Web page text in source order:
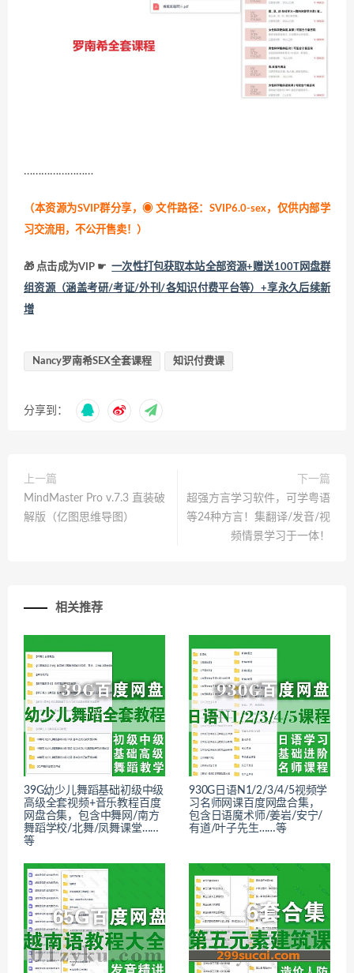
……………………
（本资源为SVIP群分享，◉ 文件路径：SVIP6.0-sex，仅供内部学
习交流用，不公开售卖！ ）
🎁 点击成为VIP ☛ 一次性打包获取本站全部资源+赠送100T网盘群
组资源（涵盖考研/考证/外刊/各知识付费平台等）+享永久后续新
增
Nancy罗南希SEX全套课程 知识付费课
分享到：
上一篇
MindMaster Pro v.7.3 直装破
解版（亿图思维导图）
下一篇
超强方言学习软件，可学粤语
等24种方言！集翻译/发音/视
频情景学习于一体！
相关推荐
39G幼少儿舞蹈基础初级中级
高级全套视频+音乐教程百度
网盘合集，包含中舞网/南方
舞蹈学校/北舞/凤舞课堂……
等
930G日语N1/2/3/4/5视频学
习名师网课百度网盘合集，
包含日语魔术师/姜岩/安宁/
有道/叶子先生……等